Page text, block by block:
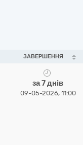
ЗАВЕРШЕННЯ
за 7 днів
09-05-2026, 11:00